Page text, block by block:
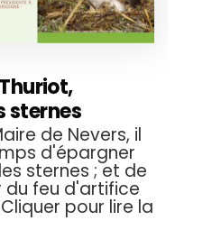
sternes
de Nevers, il
d'épargner
sternes ; et de
du feu d'artifice
Cliquer pour lire la